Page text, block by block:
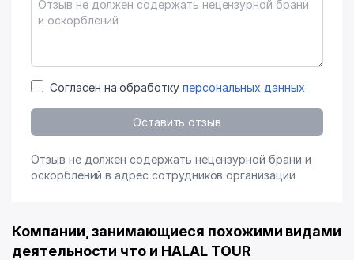
Согласен на обработку персональных данных
Оставить отзыв
Отзыв не должен содержать нецензурной брани и
оскорблений в адрес сотрудников организации
Компании, занимающиеся похожими видами
деятельности что и HALAL TOUR